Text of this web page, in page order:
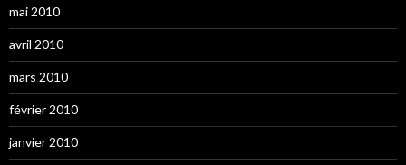
mai 2010
avril 2010
mars 2010
février 2010
janvier 2010